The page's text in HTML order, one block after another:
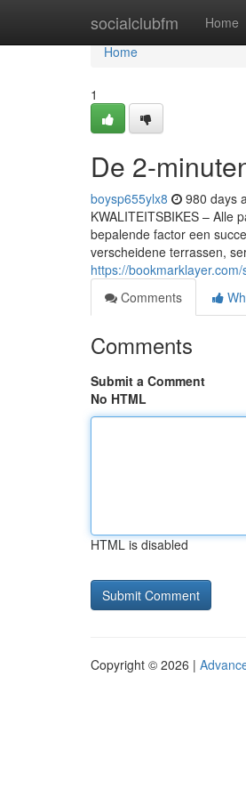
socialclubfm Home
Home
Home
1
De 2-
boysp655ylx8 980 days
KWALITEITSBIKES – Alle
bepalende factor een
verscheidene terrassen,
https://
Comments
Comments
Submit a Comment
No HTML
HTML is disabled
Copyright © 2026 |